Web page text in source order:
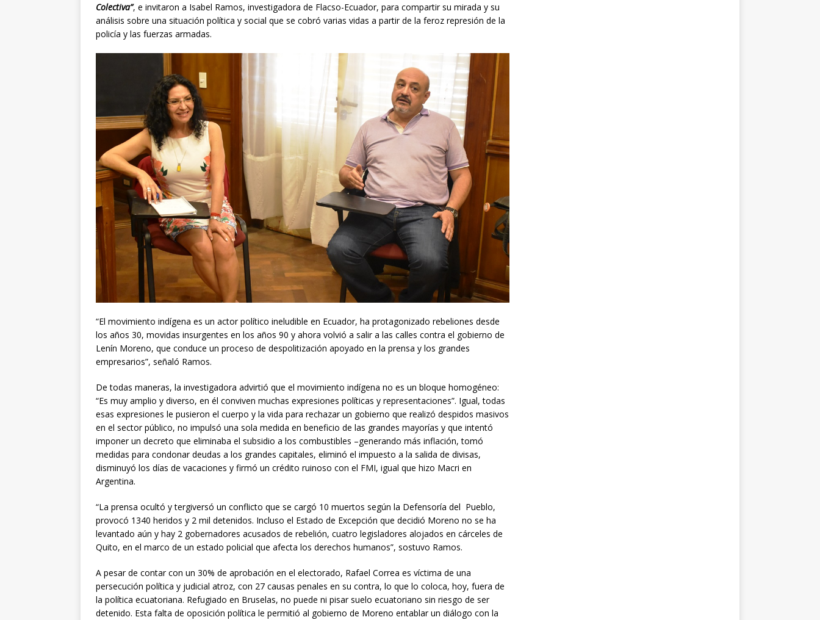
Colectiva”, e invitaron a Isabel Ramos, investigadora de Flacso-Ecuador, para compartir su mirada y su
análisis sobre una situación política y social que se cobró varias vidas a partir de la feroz represión de la
policía y las fuerzas armadas.
“El movimiento indígena es un actor político ineludible en Ecuador, ha protagonizado rebeliones desde
los años 30, movidas insurgentes en los años 90 y ahora volvió a salir a las calles contra el gobierno de
Lenín Moreno, que conduce un proceso de despolitización apoyado en la prensa y los grandes
empresarios”, señaló Ramos.
De todas maneras, la investigadora advirtió que el movimiento indígena no es un bloque homogéneo:
“Es muy amplio y diverso, en él conviven muchas expresiones políticas y representaciones”. Igual, todas
esas expresiones le pusieron el cuerpo y la vida para rechazar un gobierno que realizó despidos masivos
en el sector público, no impulsó una sola medida en beneficio de las grandes mayorías y que intentó
imponer un decreto que eliminaba el subsidio a los combustibles –generando más inflación, tomó
medidas para condonar deudas a los grandes capitales, eliminó el impuesto a la salida de divisas,
disminuyó los días de vacaciones y firmó un crédito ruinoso con el FMI, igual que hizo Macri en
Argentina.
“La prensa ocultó y tergiversó un conflicto que se cargó 10 muertos según la Defensoría del Pueblo,
provocó 1340 heridos y 2 mil detenidos. Incluso el Estado de Excepción que decidió Moreno no se ha
levantado aún y hay 2 gobernadores acusados de rebelión, cuatro legisladores alojados en cárceles de
Quito, en el marco de un estado policial que afecta los derechos humanos”, sostuvo Ramos.
A pesar de contar con un 30% de aprobación en el electorado, Rafael Correa es víctima de una
persecución política y judicial atroz, con 27 causas penales en su contra, lo que lo coloca, hoy, fuera de
la política ecuatoriana. Refugiado en Bruselas, no puede ni pisar suelo ecuatoriano sin riesgo de ser
detenido. Esta falta de oposición política le permitió al gobierno de Moreno entablar un diálogo con la